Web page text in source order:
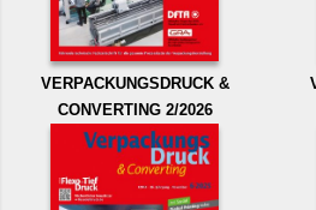
VERPACKUNGSDRUCK &
CONVERTING 2/2026